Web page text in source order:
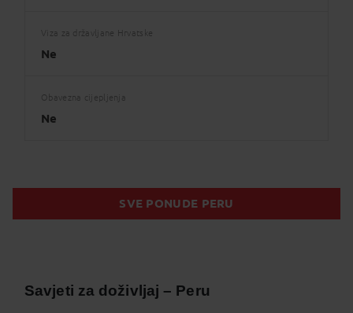
Viza za državljane Hrvatske
Ne
Obavezna cijepljenja
Ne
SVE PONUDE PERU
Savjeti za doživljaj – Peru